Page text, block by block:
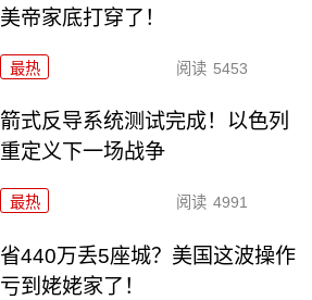
美帝家底打穿了！
最热 阅读 5453
箭式反导系统测试完成！以色列
重定义下一场战争
最热 阅读 4991
省440万丢5座城？美国这波操作
亏到姥姥家了！